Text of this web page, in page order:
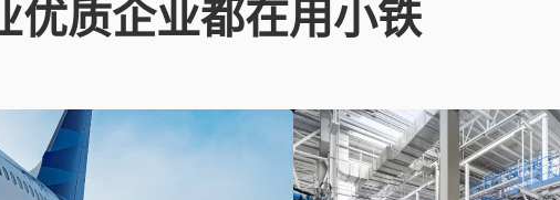
优质企业都在用小铁